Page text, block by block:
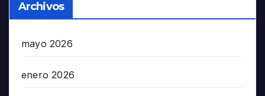
Archivos
mayo 2026
enero 2026